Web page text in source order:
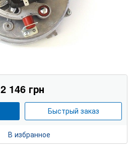
2 146 грн
Быстрый заказ
В избранное